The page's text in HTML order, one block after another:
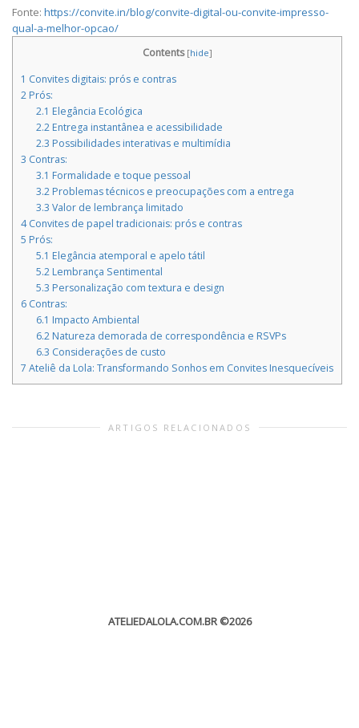
Fonte: https://convite.in/blog/convite-digital-ou-convite-impresso-
qual-a-melhor-opcao/
Contents [hide]
1 Convites digitais: prós e contras
2 Prós:
2.1 Elegância Ecológica
2.2Entrega instantânea e acessibilidade
2.3 Possibilidades interativas e multimídia
3 Contras:
3.1 Formalidade e toque pessoal
3.2Problemas técnicos e preocupações com a entrega
3.3 Valor de lembrança limitado
4Convites de papel tradicionais: prós e contras
5 Prós:
5.1 Elegância atemporal e apelo tátil
5.2Lembrança Sentimental
5.3 Personalização com textura e design
6 Contras:
6.1 Impacto Ambiental
6.2Natureza demorada de correspondência e RSVPs
6.3 Considerações de custo
7 Ateliê da Lola: Transformando Sonhos em Convites Inesquecíveis
ARTIGOS RELACIONADOS
ATELIEDALOLA.COM.BR©2026